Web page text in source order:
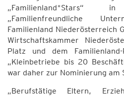
„Familienfreundliche
Familienland Niederösterreich
Wirtschaftskammer
Platz und dem
„Kleinbetriebe bis 20
war daher zur Nominierung am
„Berufstätige Eltern,